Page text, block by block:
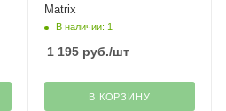
Matrix
В наличии: 1
1 195руб./шт
В КОРЗИНУ